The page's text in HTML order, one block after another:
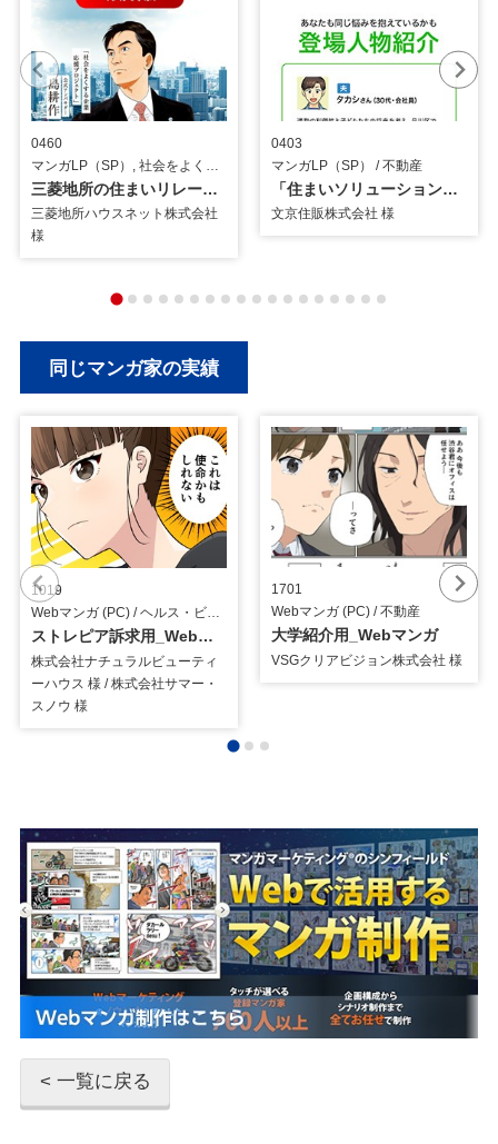
0460
三菱地所の住まいリレー訴求用_マンガLP
三菱地所ハウスネット株式会社
様
0403
マンガLP（SP） / 不動産
「住まいソリューション」訴求用_マンガLP（SP版）
文京住販株式会社 様
同じマンガ家の実績
1019
Webマンガ (PC) / ヘルス・ビューティー
ストレピア訴求用_Webマンガ
株式会社ナチュラルビューティ
ーハウス 様 / 株式会社サマー・
スノウ 様
1701
Webマンガ (PC) / 不動産
大学紹介用_Webマンガ
VSGクリアビジョン株式会社 様
< 一覧に戻る